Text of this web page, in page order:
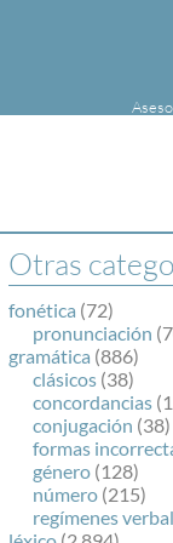
la Agencia Efe y
cuyo objetivo es
español en los
Internet.
Otras
fonética (72)
pronunciación
gramática (886)
clásicos (38)
concordancias
conjugación (38)
formas
género (128)
número (215)
regímenes